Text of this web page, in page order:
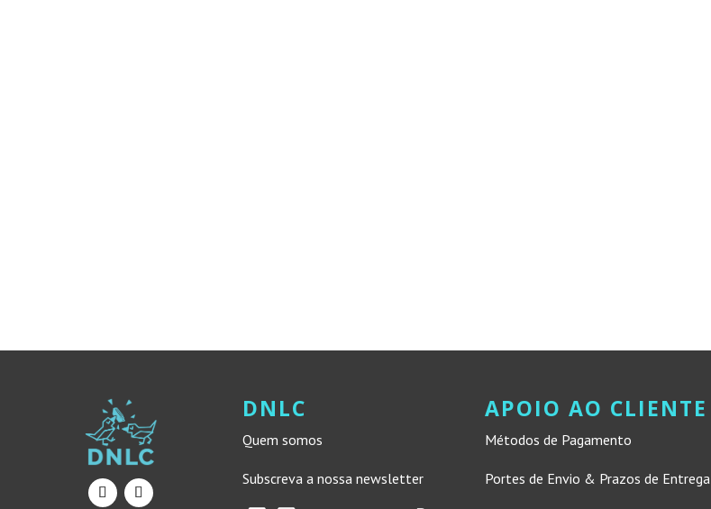
DNLC
Quem somos
Subscreva a nossa newsletter
APOIO AO CLIENTE
Métodos de Pagamento
Portes de Envio & Prazos de Entrega